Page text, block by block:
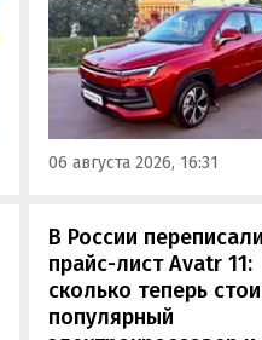
прямой выгодой в
тыс. рублей. Получить
скидку можно при
нового автомобиля
2026 года выпуска в
по 31 августа,
пресс-службе компании.
06 августа 2026, 16:31
В России переписали
прайс-лист Avatr 11:
сколько теперь
популярный